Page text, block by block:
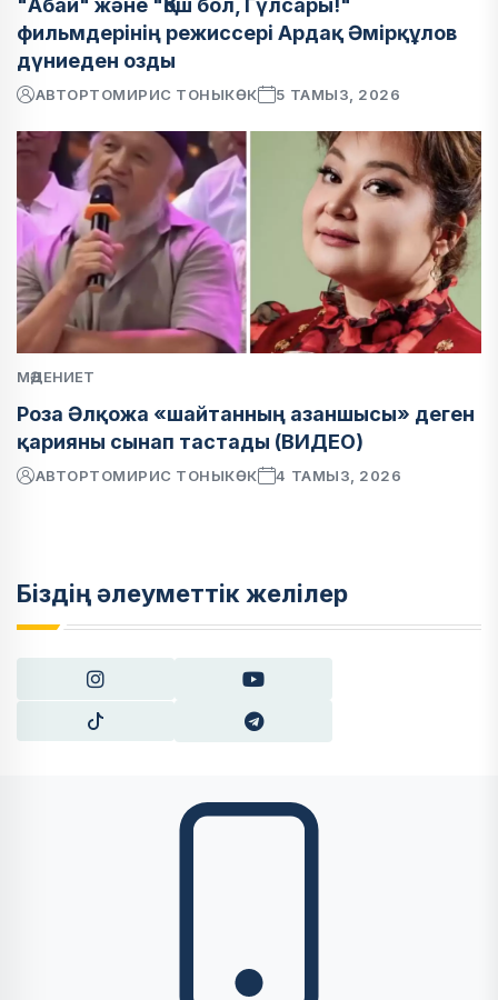
фильмдерінің режиссері Ардақ Әмірқұлов
дүниеден озды
АВТОРТОМИРИС ТОНЫКӨК 5 ТАМЫЗ, 2026
МӘДЕНИЕТ
Роза Әлқожа «шайтанның азаншысы» деген
қарияны сынап тастады (ВИДЕО)
АВТОРТОМИРИС ТОНЫКӨК 4 ТАМЫЗ, 2026
Біздің әлеуметтік желілер